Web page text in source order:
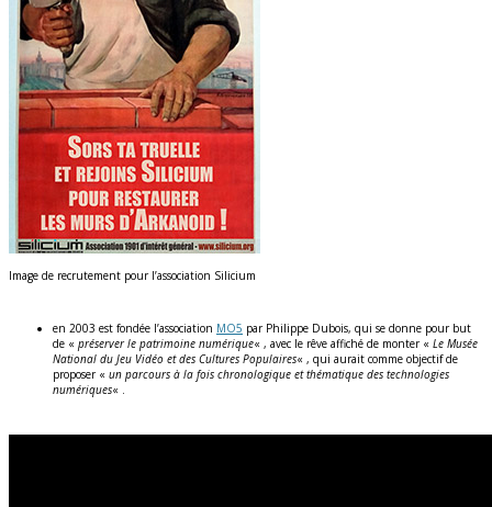
Image de recrutement pour l’association Silicium
en 2003 est fondée l’association MO5 par Philippe Dubois, qui se donne pour but
de « préserver le patrimoine numérique« , avec le rêve affiché de monter « Le Musée
National du Jeu Vidéo et des Cultures Populaires« , qui aurait comme objectif de
proposer « un parcours à la fois chronologique et thématique des technologies
numériques« .